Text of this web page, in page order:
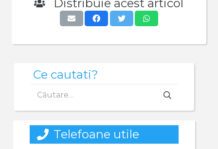
Distribuie acest articol
Ce cautati?
după:
Telefoane utile